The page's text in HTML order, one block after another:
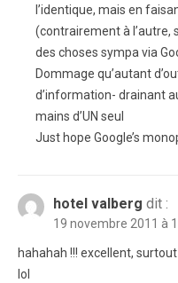
l’identique, mais en
(contrairement à l’autre,
des choses sympa via
Dommage qu’autant
d’information- drainant
mains d’UN seul
Just hope Google’s
hotel valberg dit :
19 novembre 2011 à
hahahah !!! excellent,
lol